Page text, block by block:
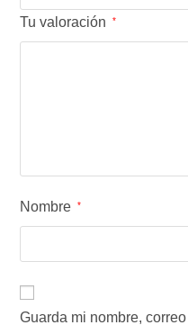
Tu valoración *
Nombre *
Guarda mi nombre,